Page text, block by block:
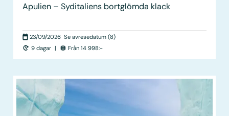
Apulien – Syditaliens bortglömda klack
23/09/2026 Se avresedatum (8)
9 dagar | Från 14 998:-